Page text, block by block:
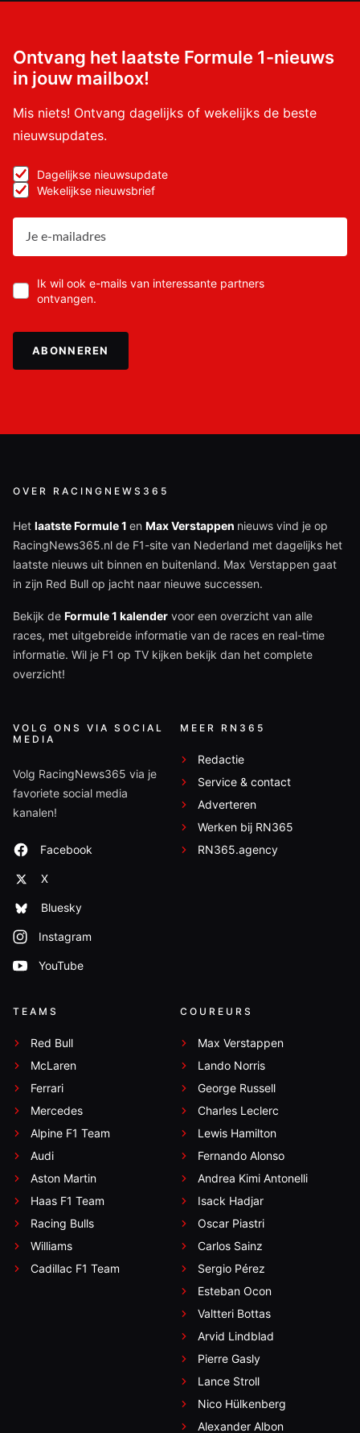
Ontvang het laatste Formule 1-nieuws
in jouw mailbox!
Mis niets! Ontvang dagelijks of wekelijks de beste
nieuwsupdates.
Dagelijkse nieuwsupdate
Wekelijkse nieuwsbrief
Ik wil ook e-mails van interessante partners
ontvangen.
ABONNEREN
OVER RACINGNEWS365
Het laatste Formule 1 en Max Verstappen nieuws vind je op
RacingNews365.nl de F1-site van Nederland met dagelijks het
laatste nieuws uit binnen en buitenland. Max Verstappen gaat
in zijn Red Bull op jacht naar nieuwe successen.
Bekijk de Formule 1 kalender voor een overzicht van alle
races, met uitgebreide informatie van de races en real-time
informatie. Wil je F1 op TV kijken bekijk dan het complete
overzicht!
VOLG ONS VIA SOCIAL
MEDIA
Volg RacingNews365 via je
favoriete social media
kanalen!
Facebook
X
Bluesky
Instagram
YouTube
MEER RN365
Redactie
Service & contact
Adverteren
Werken bij RN365
RN365.agency
TEAMS
Red Bull
McLaren
Ferrari
Mercedes
Alpine F1 Team
Audi
Aston Martin
Haas F1 Team
Racing Bulls
Williams
Cadillac F1 Team
COUREURS
Max Verstappen
Lando Norris
George Russell
Charles Leclerc
Lewis Hamilton
Fernando Alonso
Andrea Kimi Antonelli
Isack Hadjar
Oscar Piastri
Carlos Sainz
Sergio Pérez
Esteban Ocon
Valtteri Bottas
Arvid Lindblad
Pierre Gasly
Lance Stroll
Nico Hülkenberg
Alexander Albon